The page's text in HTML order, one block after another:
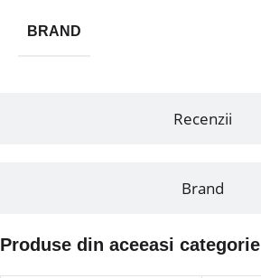
Recenzii
Brand
BRAND
Produse din aceeasi categorie